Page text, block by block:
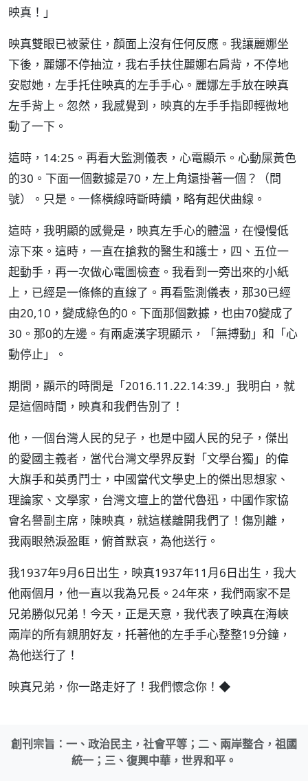
映真！」
映真雙眼已被蒙住，顏面上沒有任何反應。我讓麗娜坐
下後，麗娜不停抽泣，我右手扶住麗娜右肩背，不停地
安慰她，左手托住映真的左手手心。麗娜左手放在映真
左手背上。忽然，我感覺到，映真的左手手指即輕微地
動了一下。
這時，14:25。再看大監測儀表，心電顯示。心動屎黃色
的30。下面一個數據是70，左上角還掛著一個？（問
號）。只是。一條橫線時斷時續，略有起伏曲線。
這時，我明顯的感覺是，映真左手心的體溫，在慢慢低
涼下來。這時，一直在搶救的醫生和護士，四、五位一
起動手，再一次做心電圖檢查。我看到一旁出來的小紙
上，已經是一條條的直線了。再看監測儀表，那30已經
由20,10，變成綠色的0。下面那個數據，也由70變成了
30。那0的左邊。有兩處漢字現顯示，「無搏動」和「心
動停止」。
期間，顯示的時間是「2016.11.22.14:39.」我明白，就
是這個時間，映真和我們告別了！
他，一個台灣人民的兒子，也是中國人民的兒子，傑出
的愛國主義者，當代台灣文學界反對「文學台獨」的偉
大旗手和英勇鬥士，中國當代文學史上的傑出思想家、
理論家、文學家，台灣文壇上的當代魯迅，中國作家協
會名譽副主席，陳映真，就這樣離開我們了！傷別離，
我兩眼熱淚盈眶，俯首默哀，為他送行。
我1937年9月6日出生，映真1937年11月6日出生，我大
他兩個月，他一直以我為兄長。24年來，我們兩家不是
兄弟勝似兄弟！今天，正是天意，我代表了映真在海峽
兩岸的所有親朋好友，托著他的左手手心整整19分鐘，
為他送行了！
映真兄弟，你一路走好了！我們懷念你！◆
創刊宗旨：一、政治民主，社會平等；二、兩岸整合，祖國
統一；三、復興中華，世界和平。